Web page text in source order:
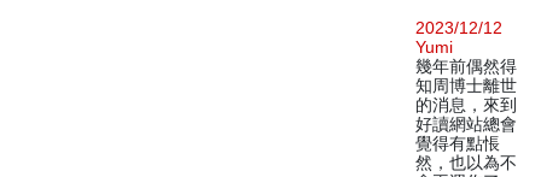
2023/12/12
Yumi
幾年前偶然得
知周博士離世
的消息，來到
好讀網站總會
覺得有點悵
然，也以為不